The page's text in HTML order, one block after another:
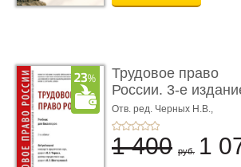
Трудовое право
России. 3-е
Учебник для ...
Отв. ред. Черных Н.В.,
Шестерякова И.В.
1 400 руб. 1